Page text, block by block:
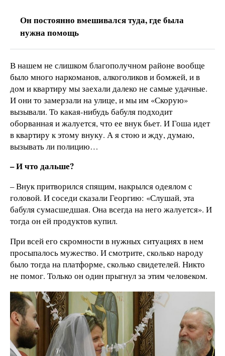
Он постоянно вмешивался туда, где была
нужна помощь
В нашем не слишком благополучном районе вообще
было много наркоманов, алкоголиков и бомжей, и в
дом и квартиру мы заехали далеко не самые удачные.
И они то замерзали на улице, и мы им «Скорую»
вызывали. То какая-нибудь бабуля подходит
оборванная и жалуется, что ее внук бьет. И Гоша идет
в квартиру к этому внуку. А я стою и жду, думаю,
вызывать ли полицию…
– И что дальше?
– Внук притворился спящим, накрылся одеялом с
головой. И соседи сказали Георгию: «Слушай, эта
бабуля сумасшедшая. Она всегда на него жалуется». И
тогда он ей продуктов купил.
При всей его скромности в нужных ситуациях в нем
просыпалось мужество. И смотрите, сколько народу
было тогда на платформе, сколько свидетелей. Никто
не помог. Только он один прыгнул за этим человеком.